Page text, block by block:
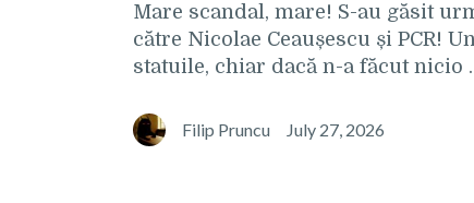
Mare scandal, mare! S-au găsit
către Nicolae Ceaușescu și PCR!
statuile, chiar dacă n-a făcut nicio
Filip Pruncu July 27, 2026